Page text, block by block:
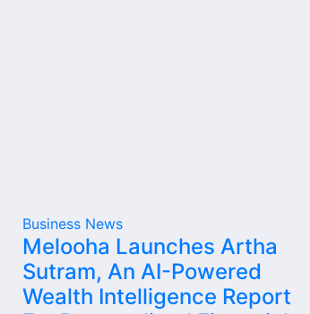
Business News
Melooha Launches Artha
Sutram, An AI-Powered
Wealth Intelligence Report